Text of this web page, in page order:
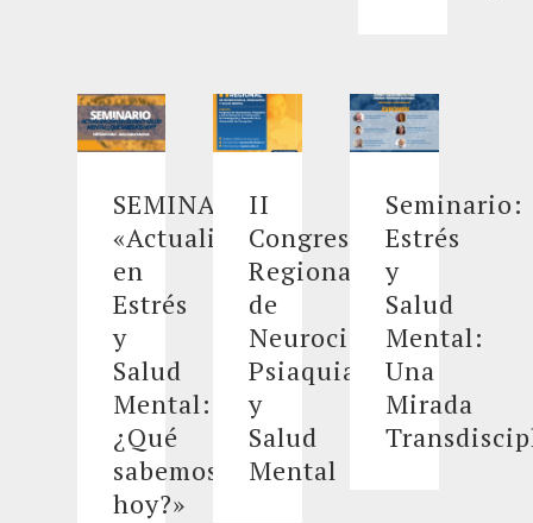
SEMINARIO
«Actualización
en
Estrés
y
Salud
Mental:
¿Qué
sabemos
hoy?»
II
Congreso
Regional
de
Neurociencia,
Psiaquiatría
y
Salud
Mental
Seminario:
Estrés
y
Salud
Mental:
Una
Mirada